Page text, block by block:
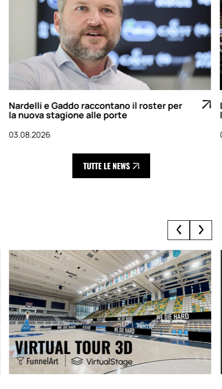
Nardelli e Gaddo raccontano il roster per
la nuova stagione alle porte
03.08.2026
TUTTE LE NEWS